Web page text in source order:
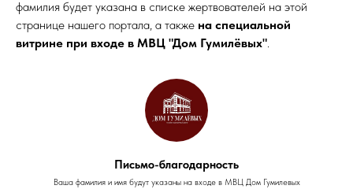
фамилия будет указана в списке жертвователей на этой
странице нашего портала, а также на специальной
витрине при входе в МВЦ "Дом Гумилёвых".
Письмо-благодарность
Ваша фамилия и имя будут указаны на входе в МВЦ Дом Гумилевых